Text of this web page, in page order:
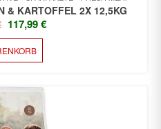
& KARTOFFEL 2X 12,5KG
URSPRÜNGLICHER
PREIS
WAR:
129,98 €
117,99€